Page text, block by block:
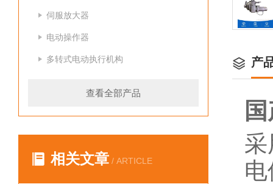
伺服放大器
电动操作器
多转式电动执行机构
查看全部产品
相关文章 / ARTICLE
产
采